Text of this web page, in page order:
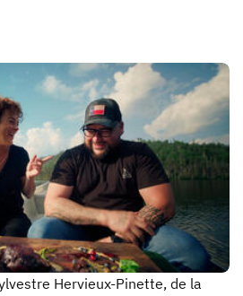
Hervieux-Pinette, de la